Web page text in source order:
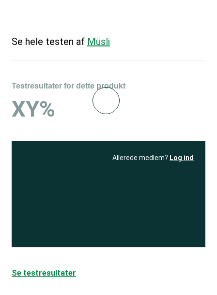
Se hele testen af Müsli
Testresultater for dette produkt
XY%
Allerede medlem? Log ind
Se testresultater